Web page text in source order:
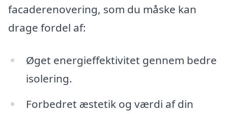
facaderenovering, som du måske kan
drage fordel af:
Øget energieffektivitet gennem bedre
isolering.
Forbedret æstetik og værdi af din